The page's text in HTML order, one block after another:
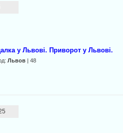
у Львові. Приворот у Львові.
Львов | 48